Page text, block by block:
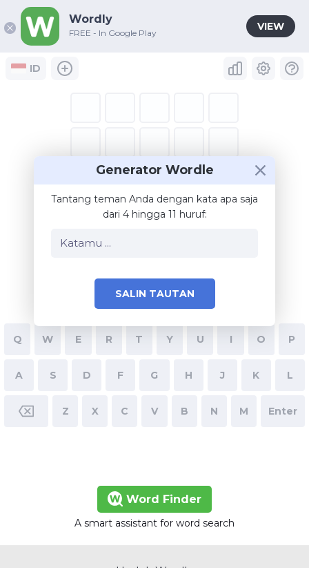
ID
Generator Wordle
Tantang teman Anda dengan kata apa saja
dari 4 hingga 11 huruf:
SALIN TAUTAN
Q W E R T Y U I O P
A S D F G H J K L
Z X C V B N M Enter
Word Finder
A smart assistant for word search
Wordly
FREE - In Google Play
VIEW